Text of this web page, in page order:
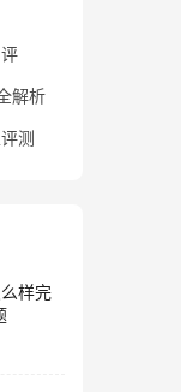
解析
测
样完